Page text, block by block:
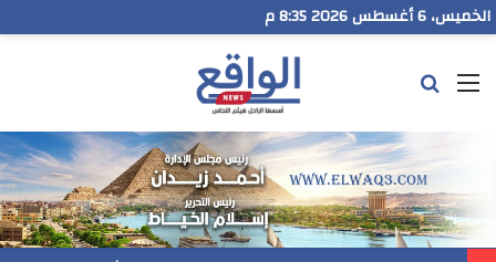
الخميس، 6 أغسطس 2026 8:35 م
القائمة